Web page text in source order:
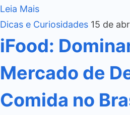
Leia Mais
Dicas e Curiosidades 15 de
iFood:
Mercado de
Comida no